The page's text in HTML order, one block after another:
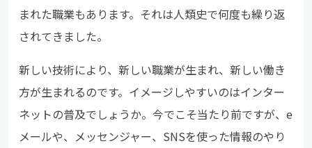
まれた職業もあります。それは人類史で何度も繰り返
されてきました。
新しい技術により、新しい職業が生まれ、新しい働き
方が生まれるのです。イメージしやすいのはインター
ネットの普及でしょうか。今でこそ当たり前ですが、e
メールや、メッセンジャー、SNSを使った情報のやり